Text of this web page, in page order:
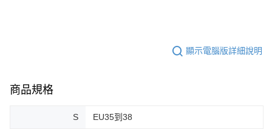
顯示電腦版詳細說明
商品規格
S EU35到38